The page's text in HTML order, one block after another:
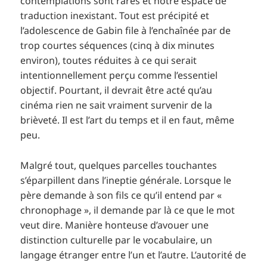
traduction inexistant. Tout est précipité et
l’adolescence de Gabin file à l’enchaînée par de
trop courtes séquences (cinq à dix minutes
environ), toutes réduites à ce qui serait
intentionnellement perçu comme l’essentiel
objectif. Pourtant, il devrait être acté qu’au
cinéma rien ne sait vraiment survenir de la
brièveté. Il est l’art du temps et il en faut, même
peu.
Malgré tout, quelques parcelles touchantes
s’éparpillent dans l’ineptie générale. Lorsque le
père demande à son fils ce qu’il entend par «
chronophage », il demande par là ce que le mot
veut dire. Manière honteuse d’avouer une
distinction culturelle par le vocabulaire, un
langage étranger entre l’un et l’autre. L’autorité de